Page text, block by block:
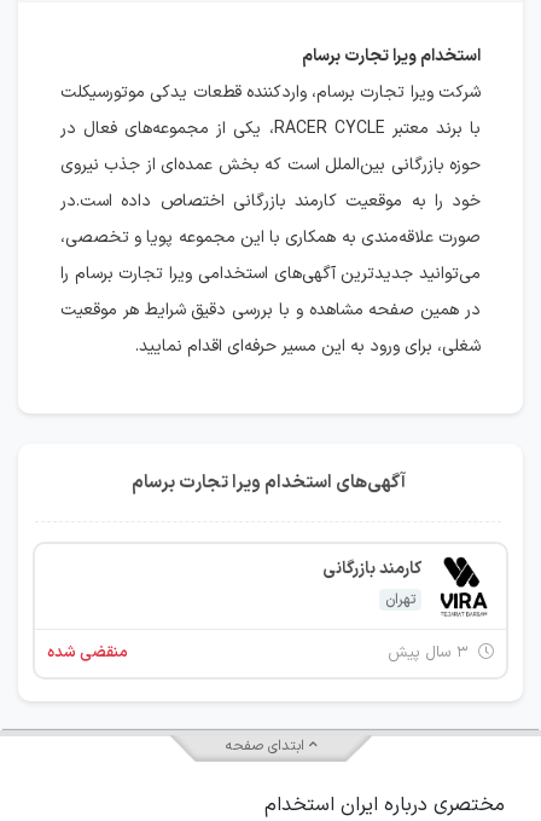
استخدام ویرا تجارت برسام
شرکت ویرا تجارت برسام، واردکننده قطعات یدکی موتورسیکلت
با برند معتبر RACER CYCLE، یکی از مجموعه‌های فعال در
حوزه بازرگانی بین‌الملل است که بخش عمده‌ای از جذب نیروی
خود را به موقعیت کارمند بازرگانی اختصاص داده است.در
صورت علاقه‌مندی به همکاری با این مجموعه پویا و تخصصی،
می‌توانید جدیدترین آگهی‌های استخدامی ویرا تجارت برسام را
در همین صفحه مشاهده و با بررسی دقیق شرایط هر موقعیت
شغلی، برای ورود به این مسیر حرفه‌ای اقدام نمایید.
آگهی‌های استخدام ویرا تجارت برسام
کارمند بازرگانی
تهران
منقضی شده
ابتدای صفحه
مختصری درباره ایران استخدام